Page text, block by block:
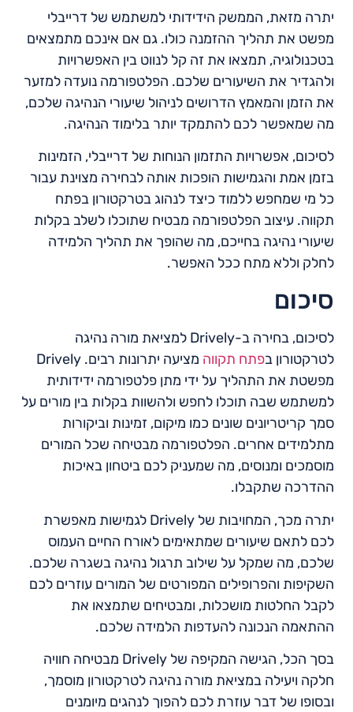
יתרה מזאת, הממשק הידידותי למשתמש של דרייבלי
מפשט את תהליך ההזמנה כולו. גם אם אינכם מתמצאים
בטכנולוגיה, תמצאו את זה קל לנווט בין האפשרויות
ולהגדיר את השיעורים שלכם. הפלטפורמה נועדה למזער
את הזמן והמאמץ הדרושים לניהול שיעורי הנהיגה שלכם,
מה שמאפשר לכם להתמקד יותר בלימוד הנהיגה.
לסיכום, אפשרויות התזמון הנוחות של דרייבלי, הזמינות
בזמן אמת והגמישות הופכות אותה לבחירה מצוינת עבור
כל מי שמחפש ללמוד כיצד לנהוג בטרקטורון בפתח
תקווה. עיצוב הפלטפורמה מבטיח שתוכלו לשלב בקלות
שיעורי נהיגה בחייכם, מה שהופך את תהליך הלמידה
לחלק וללא מתח ככל האפשר.
סיכום
לסיכום, בחירה ב-Drively למציאת מורה נהיגה
לטרקטורון בפתח תקווה
מציעה יתרונות רבים. Drively
מפשטת את התהליך על ידי מתן פלטפורמה ידידותית
למשתמש שבה תוכלו לחפש ולהשוות בקלות בין מורים על
סמך קריטריונים שונים כמו מיקום, זמינות וביקורות
מתלמידים אחרים. הפלטפורמה מבטיחה שכל המורים
מוסמכים ומנוסים, מה שמעניק לכם ביטחון באיכות
ההדרכה שתקבלו.
יתרה מכך, המחויבות של Drively לגמישות מאפשרת
לכם לתאם שיעורים שמתאימים לאורח החיים העמוס
שלכם, מה שמקל על שילוב תרגול נהיגה בשגרה שלכם.
השקיפות והפרופילים המפורטים של המורים עוזרים לכם
לקבל החלטות מושכלות, ומבטיחים שתמצאו את
ההתאמה הנכונה להעדפות הלמידה שלכם.
בסך הכל, הגישה המקיפה של Drively מבטיחה חוויה
חלקה ויעילה במציאת מורה נהיגה לטרקטורון מוסמך,
ובסופו של דבר עוזרת לכם להפוך לנהגים מיומנים